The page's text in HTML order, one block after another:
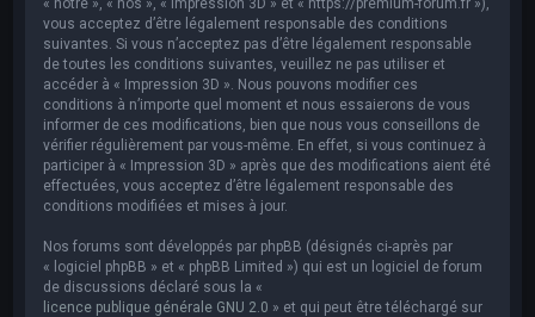
vous acceptez d’être légalement responsable des conditions
suivantes. Si vous n’acceptez pas d’être légalement responsable
de toutes les conditions suivantes, veuillez ne pas utiliser et
accéder à « Impression 3D ». Nous pouvons modifier ces
conditions à n’importe quel moment et nous essaierons de vous
informer de ces modifications, bien que nous vous conseillons de
vérifier régulièrement par vous-même. En effet, si vous continuez à
participer à « Impression 3D » après que des modifications aient été
effectuées, vous acceptez d’être légalement responsable des
conditions modifiées et mises à jour.
Nos forums sont développés par phpBB (désignés ci-après par
« logiciel phpBB » et « phpBB Limited ») qui est un logiciel de forum
de discussions déclaré sous la «
licence publique générale GNU 2.0 » et qui peut être téléchargé sur